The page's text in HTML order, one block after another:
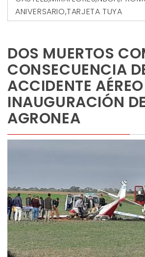
ANIVERSARIO,TARJETA TUYA
DOS MUERTOS
CONSECUENCIA
ACCIDENTE
INAUGURACIÓN
AGRONEA